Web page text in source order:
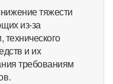
тяжести
из-за
технического
и их
требованиям